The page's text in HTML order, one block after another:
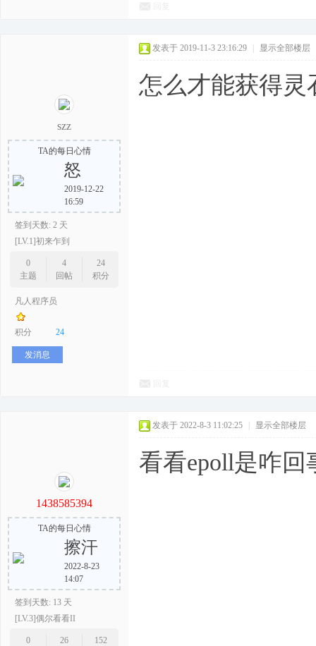
szz
TA的每日心情
怒
2019-12-22
16:59
签到天数: 2 天
[LV.1]初来乍到
0
主题
4
回帖
24
积分
凡人程序员
积分 24
发消息
发表于 2019-11-3 23:16:29 显示全部楼层
怎么才能获得灵
1438585394
TA的每日心情
擦汗
2022-8-23
14:07
签到天数: 13 天
[LV.3]偶尔看看II
0
26
152
发表于 2022-8-3 11:02:25 显示全部楼层
看看epoll是咋回